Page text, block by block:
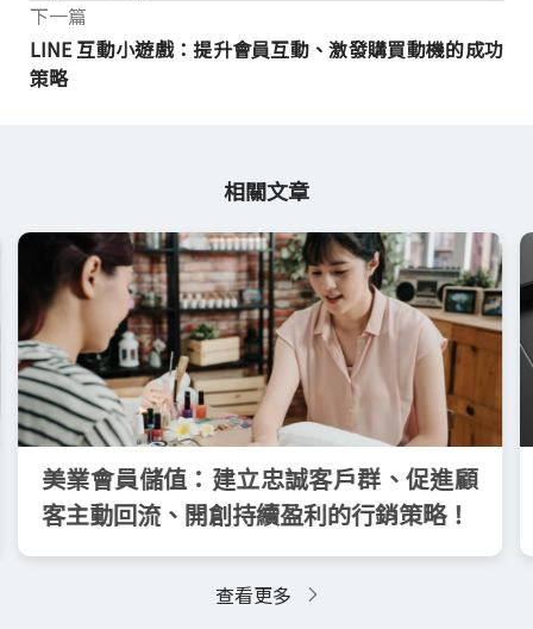
LINE 互動小遊戲：提升會員互動、激發購買動機的成功
策略
下一篇
相關文章
美業會員儲值：建立忠誠客戶群、促進顧
客主動回流、開創持續盈利的行銷策略！
查看更多